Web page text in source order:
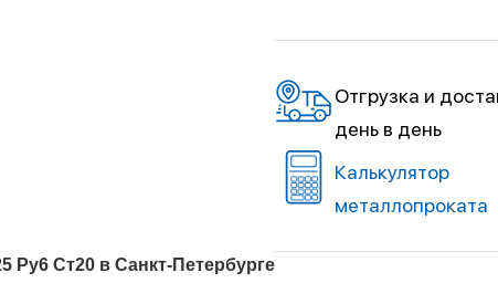
Отгрузка и
день в день
Калькулятор
металлопроката
Ру6 Ст20 в Санкт-Петербурге